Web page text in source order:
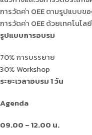
การวัดค่า OEE ตามรูปแบบข
การวัดค่า OEE ด้วยเทคโนโ
รูปแบบการอบรม
70% การบรรยาย
30% Workshop
ระยะเวลาอบรม 1 วัน
Agenda
09.00 – 12.00 น.